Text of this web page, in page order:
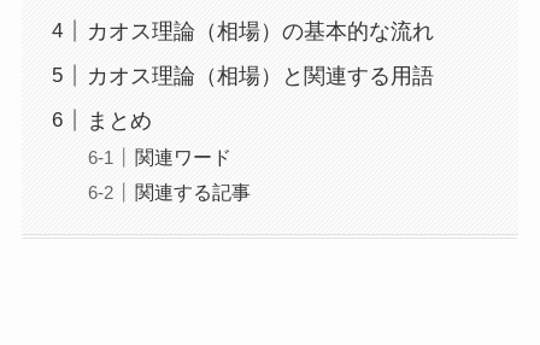
カオス理論（相場）の基本的な流れ
カオス理論（相場）と関連する用語
まとめ
関連ワード
関連する記事